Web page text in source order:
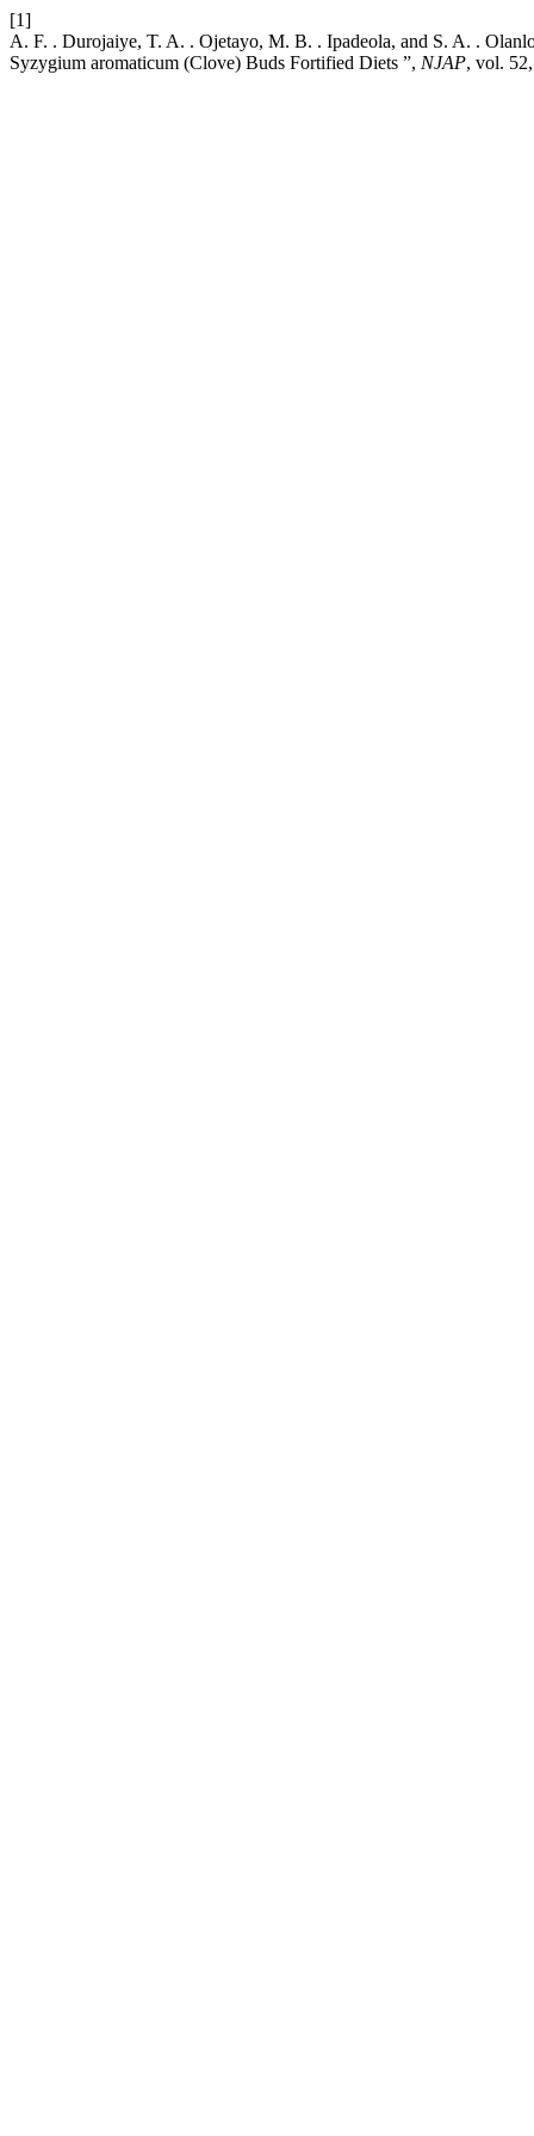
[1]
A. F. . Durojaiye, T. A. . Ojetayo, M. B. . Ipadeola, and S. A. .
Syzygium aromaticum (Clove) Buds Fortified Diets ”, NJAP, vol.